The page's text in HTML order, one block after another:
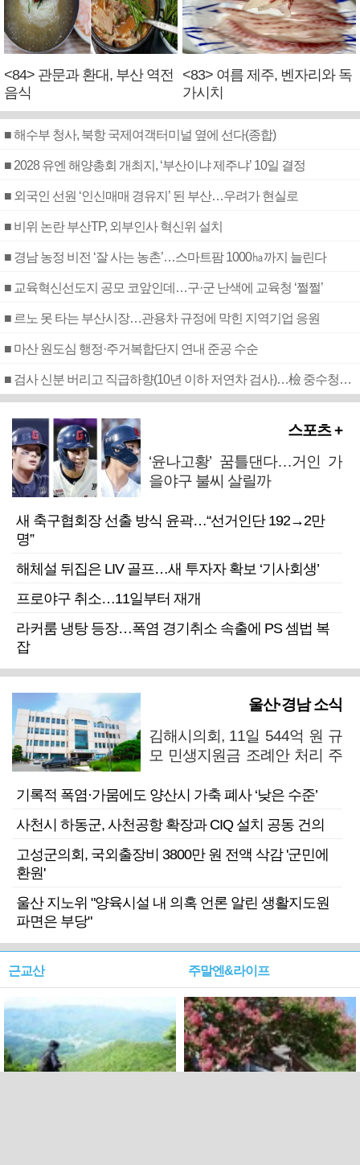
<84> 관문과 환대, 부산 역전
음식
<83> 여름 제주, 벤자리와 독
가시치
■ 해수부 청사, 북항 국제여객터미널 옆에 선다(종합)
■ 2028 유엔 해양총회 개최지, ‘부산이냐 제주냐’ 10일 결정
■ 외국인 선원 ‘인신매매 경유지’ 된 부산…우려가 현실로
■ 비위 논란 부산TP, 외부인사 혁신위 설치
■ 경남 농정 비전 ‘잘 사는 농촌’…스마트팜 1000㏊까지 늘린다
■ 교육혁신선도지 공모 코앞인데…구·군 난색에 교육청 ‘쩔쩔’
■ 르노 못 타는 부산시장…관용차 규정에 막힌 지역기업 응원
■ 마산 원도심 행정·주거복합단지 연내 준공 수순
■ 검사 신분 버리고 직급하향(10년 이하 저연차 검사)…檢 중수청행 기피
스포츠 +
‘윤나고황’ 꿈틀댄다…거인 가
을야구 불씨 살릴까
새 축구협회장 선출 방식 윤곽…“선거인단 192→2만
명”
해체설 뒤집은 LIV 골프…새 투자자 확보 ‘기사회생’
프로야구 취소…11일부터 재개
라커룸 냉탕 등장…폭염 경기취소 속출에 PS 셈법 복
잡
울산·경남 소식
김해시의회, 11일 544억 원 규
모 민생지원금 조례안 처리 주
기록적 폭염·가뭄에도 양산시 가축 폐사 ‘낮은 수준’
사천시 하동군, 사천공항 확장과 CIQ 설치 공동 건의
고성군의회, 국외출장비 3800만 원 전액 삭감 '군민에
환원'
울산 지노위 "양육시설 내 의혹 언론 알린 생활지도원
파면은 부당"
근교산 주말엔&라이프